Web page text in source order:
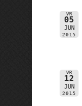
VR
05
JUN
2015
VR
12
JUN
2015